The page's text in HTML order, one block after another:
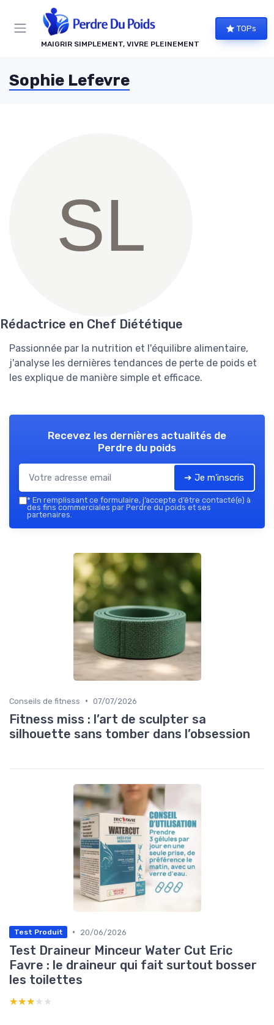
MAIGRIR SIMPLEMENT, VIVRE PLEINEMENT
TOPs
Sophie Lefevre
Rédactrice en Chef Diététique
Passionnée par la nutrition et l'équilibre alimentaire,
j'analyse les dernières tendances de perte de poids et
les explique de manière simple et efficace.
Recevez les dernières actualités de
Perdre du poids
➔ Je m'inscris
* En remplissant ce formulaire, j’accepte d’être contacté(e) à
des fins commerciales par Perdre du poids et ses
partenaires.
Conseils de fitness • 07/07/2026
Fitness miss : l’art de sculpter sa
silhouette sans tomber dans l’obsession
Test Produit • 20/06/2026
Test Draineur Minceur Water Cut Eric
Favre : le draineur qui fait surtout bosser
les toilettes
★★★★★
★★★★★
Panneau de gestion des cookies